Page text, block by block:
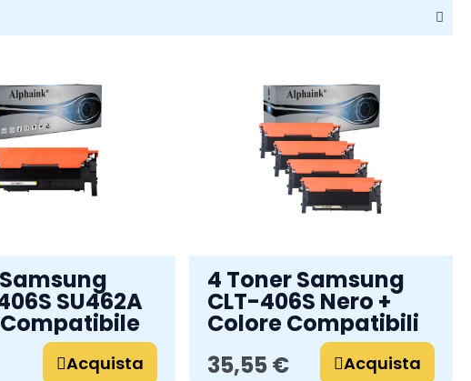
SU462A
Acquista
4 Toner Samsung
CLT-406S Nero +
Colore Compatibili
35,55 €
Acquista